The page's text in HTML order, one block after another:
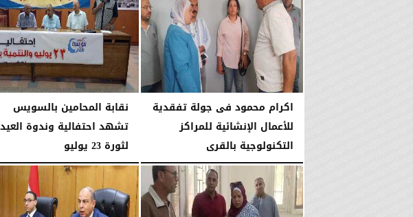
اكرام محمود فى جولة تفقدية
للأعمال الإنشائية للمراكز
التكنولوجية بالقرى
الإثنين، 27 يوليو 2026 04:15 مـ
نقابة المحامين بالسويس
لثورة 23 يوليو
السبت، 25 يوليو 2026 05:45 مـ